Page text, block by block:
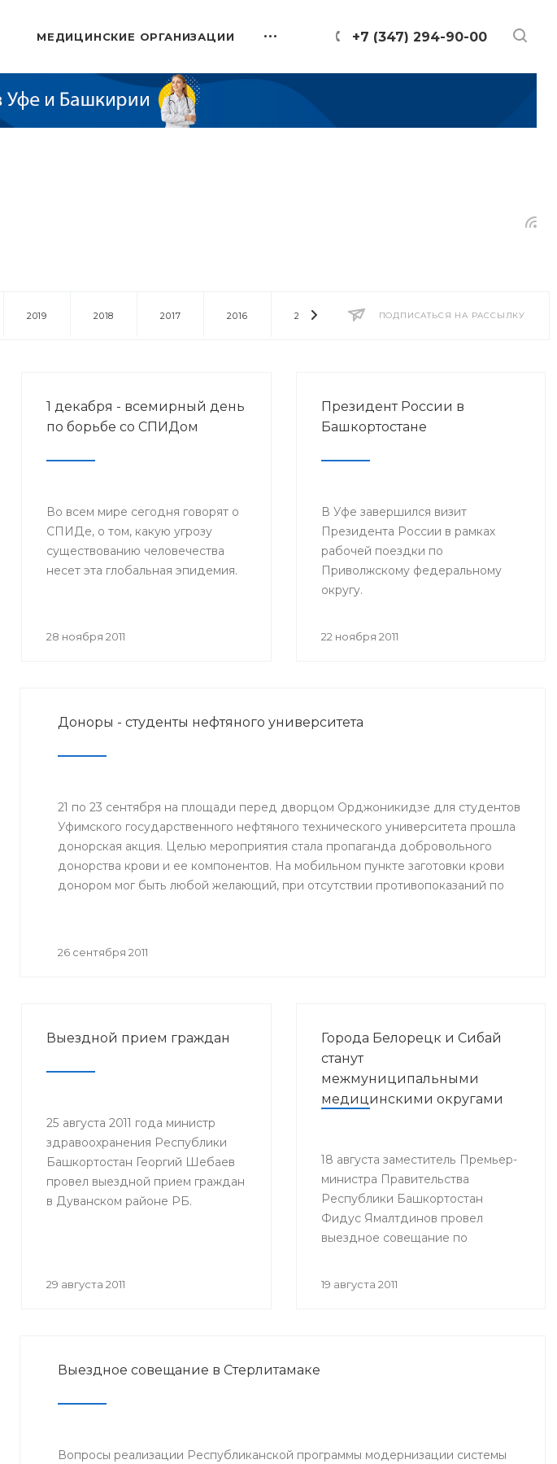
+7 (347) 294-90-00
МЕДИЦИНСКИЕ ОРГАНИЗАЦИИ
ПОДПИСАТЬСЯ НА РАССЫЛКУ
2019 2018 2017 2016 2014 2013 2012 2011
1 декабря - всемирный день
по борьбе со СПИДом
Во всем мире сегодня говорят о
СПИДе, о том, какую угрозу
существованию человечества
несет эта глобальная эпидемия.
28 ноября 2011
Президент России в
Башкортостане
В Уфе завершился визит
Президента России в рамках
рабочей поездки по
Приволжскому федеральному
округу.
22 ноября 2011
Доноры - студенты нефтяного университета
21 по 23 сентября на площади перед дворцом Орджоникидзе для студентов
Уфимского государственного нефтяного технического университета прошла
донорская акция. Целью мероприятия стала пропаганда добровольного
донорства крови и ее компонентов. На мобильном пункте заготовки крови
донором мог быть любой желающий, при отсутствии противопоказаний по
26 сентября 2011
Выездной прием граждан
25 августа 2011 года министр
здравоохранения Республики
Башкортостан Георгий Шебаев
провел выездной прием граждан
в Дуванском районе РБ.
29 августа 2011
Города Белорецк и Сибай
станут
межмуниципальными
медицинскими округами
18 августа заместитель Премьер-
министра Правительства
Республики Башкортостан
Фидус Ямалтдинов провел
выездное совещание по
19 августа 2011
Выездное совещание в Стерлитамаке
Вопросы реализации Республиканской программы модернизации системы